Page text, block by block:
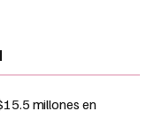
millones en